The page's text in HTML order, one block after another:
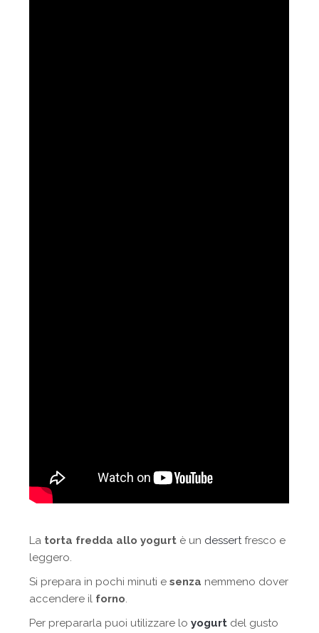
La torta fredda allo yogurt è un dessertfresco e
leggero.
Si prepara in pochi minuti esenza nemmeno dover
accendere il forno.
Per prepararla puoi utilizzare loyogurt del gusto